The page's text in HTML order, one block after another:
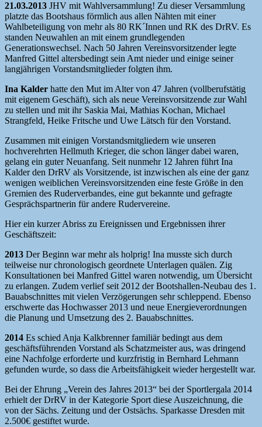
21.03.2013 JHV mit Wahlversammlung! Zu dieser Versammlung
platzte das Bootshaus förmlich aus allen Nähten mit einer
Wahlbeteiligung von mehr als 80 RK´Innen und RK des DrRV. Es
standen Neuwahlen an mit einem grundlegenden
Generationswechsel. Nach 50 Jahren Vereinsvorsitzender legte
Manfred Gittel altersbedingt sein Amt nieder und einige seiner
langjährigen Vorstandsmitglieder folgten ihm.
Ina Kalder hatte den Mut im Alter von 47 Jahren (vollberufstätig
mit eigenem Geschäft), sich als neue Vereinsvorsitzende zur Wahl
zu stellen und mit ihr Saskia Mai, Mathias Kochan, Michael
Strangfeld, Heike Fritsche und Uwe Lätsch für den Vorstand.
Zusammen mit einigen Vorstandsmitgliedern wie unseren
hochverehrten Hellmuth Krieger, die schon länger dabei waren,
gelang ein guter Neuanfang. Seit nunmehr 12 Jahren führt Ina
Kalder den DrRV als Vorsitzende, ist inzwischen als eine der ganz
wenigen weiblichen Vereinsvorsitzenden eine feste Größe in den
Gremien des Ruderverbandes, eine gut bekannte und gefragte
Gesprächspartnerin für andere Rudervereine.
Hier ein kurzer Abriss zu Ereignissen und Ergebnissen ihrer
Geschäftszeit:
2013 Der Beginn war mehr als holprig! Ina musste sich durch
teilweise nur chronologisch geordnete Unterlagen quälen. Zig
Konsultationen bei Manfred Gittel waren notwendig, um Übersicht
zu erlangen. Zudem verlief seit 2012 der Bootshallen-Neubau des 1.
Bauabschnittes mit vielen Verzögerungen sehr schleppend. Ebenso
erschwerte das Hochwasser 2013 und neue Energieverordnungen
die Planung und Umsetzung des 2. Bauabschnittes.
2014 Es schied Anja Kalkbrenner familiär bedingt aus dem
geschäftsführenden Vorstand als Schatzmeister aus, was dringend
eine Nachfolge erforderte und kurzfristig in Bernhard Lehmann
gefunden wurde, so dass die Arbeitsfähigkeit wieder hergestellt war.
Bei der Ehrung „Verein des Jahres 2013“ bei der Sportlergala 2014
erhielt der DrRV in der Kategorie Sport diese Auszeichnung, die
von der Sächs. Zeitung und der Ostsächs. Sparkasse Dresden mit
2.500€ gestiftet wurde.